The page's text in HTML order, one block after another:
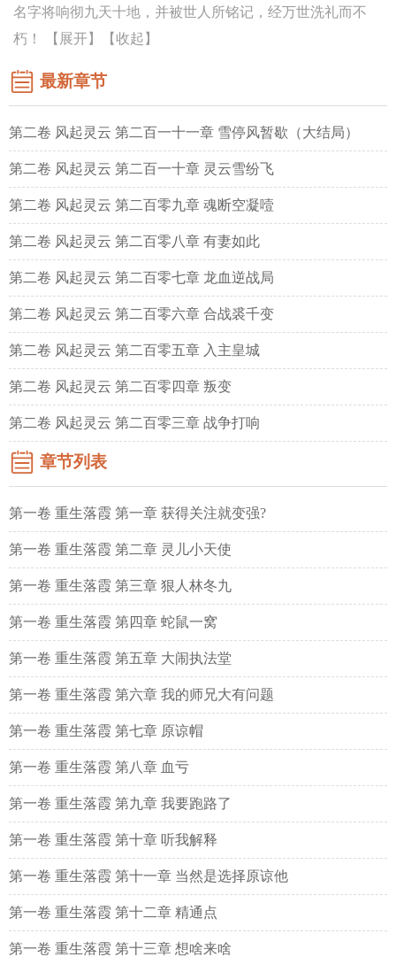
名字将响彻九天十地，并被世人所铭记，经万世洗礼而不
朽！ 【展开】【收起】
最新章节
第二卷 风起灵云 第二百一十一章 雪停风暂歇（大结局）
第二卷 风起灵云 第二百一十章 灵云雪纷飞
第二卷 风起灵云 第二百零九章 魂断空凝噎
第二卷 风起灵云 第二百零八章 有妻如此
第二卷 风起灵云 第二百零七章 龙血逆战局
第二卷 风起灵云 第二百零六章 合战裘千变
第二卷 风起灵云 第二百零五章 入主皇城
第二卷 风起灵云 第二百零四章 叛变
第二卷 风起灵云 第二百零三章 战争打响
章节列表
第一卷 重生落霞 第一章 获得关注就变强?
第一卷 重生落霞 第二章 灵儿小天使
第一卷 重生落霞 第三章 狠人林冬九
第一卷 重生落霞 第四章 蛇鼠一窝
第一卷 重生落霞 第五章 大闹执法堂
第一卷 重生落霞 第六章 我的师兄大有问题
第一卷 重生落霞 第七章 原谅帽
第一卷 重生落霞 第八章 血亏
第一卷 重生落霞 第九章 我要跑路了
第一卷 重生落霞 第十章 听我解释
第一卷 重生落霞 第十一章 当然是选择原谅他
第一卷 重生落霞 第十二章 精通点
第一卷 重生落霞 第十三章 想啥来啥